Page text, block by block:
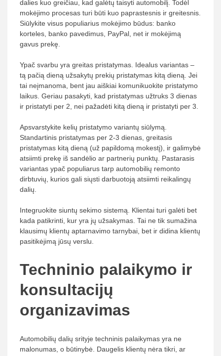
dalies kuo greičiau, kad galėtų taisyti automobilį. Todėl
mokėjimo procesas turi būti kuo paprastesnis ir greitesnis.
Siūlykite visus populiarius mokėjimo būdus: banko
korteles, banko pavedimus, PayPal, net ir mokėjimą
gavus prekę.
Ypač svarbu yra greitas pristatymas. Idealus variantas –
tą pačią dieną užsakytų prekių pristatymas kitą dieną. Jei
tai neįmanoma, bent jau aiškiai komunikuokite pristatymo
laikus. Geriau pasakyti, kad pristatymas užtruks 3 dienas
ir pristatyti per 2, nei pažadėti kitą dieną ir pristatyti per 3.
Apsvarstykite kelių pristatymo variantų siūlymą.
Standartinis pristatymas per 2-3 dienas, greitasis
pristatymas kitą dieną (už papildomą mokestį), ir galimybė
atsiimti prekę iš sandėlio ar partnerių punktų. Pastarasis
variantas ypač populiarus tarp automobilių remonto
dirbtuvių, kurios gali siųsti darbuotoją atsiimti reikalingų
dalių.
Integruokite siuntų sekimo sistemą. Klientai turi galėti bet
kada patikrinti, kur yra jų užsakymas. Tai ne tik sumažina
klausimų klientų aptarnavimo tarnybai, bet ir didina klientų
pasitikėjimą jūsų verslu.
Techninio palaikymo ir
konsultacijų
organizavimas
Automobilių dalių srityje techninis palaikymas yra ne
malonumas, o būtinybė. Daugelis klientų nėra tikri, ar